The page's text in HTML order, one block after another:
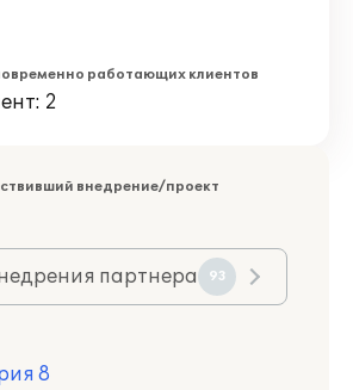
работающих клиентов
2
внедрение/проект
партнера 93
8